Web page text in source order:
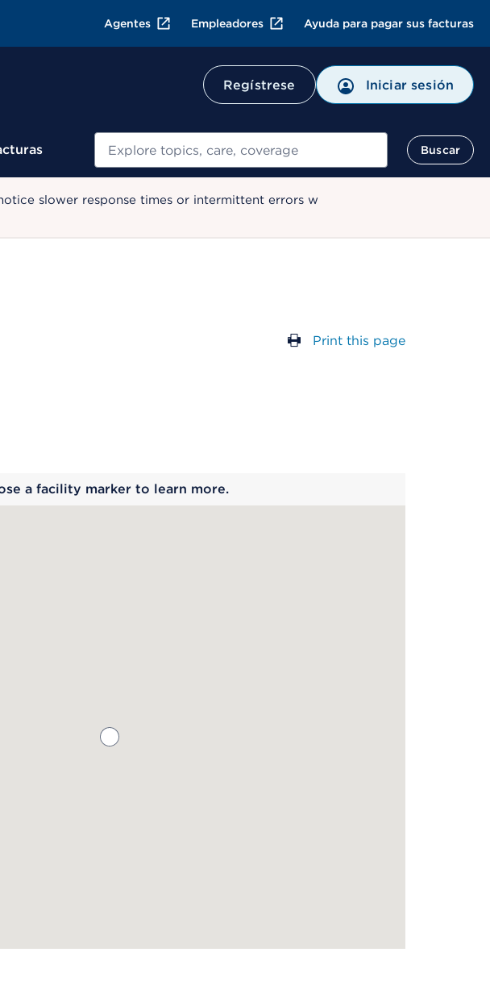
Agentes Empleadores Ayuda para pagar sus facturas
Regístrese Iniciar sesión
Buscar
Buscar
slower response times or intermittent errors w
Print this page
a facility marker to learn more.